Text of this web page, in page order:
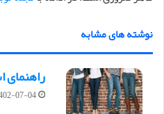
نوشته های مشابه
راهنمای
07-04